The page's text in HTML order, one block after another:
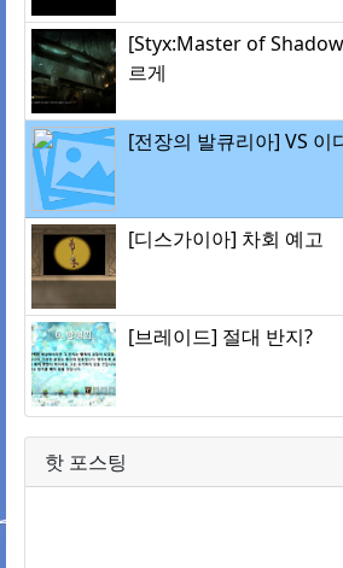
[Styx:Master of
르게
[전장의 발큐리아] VS 이
[디스가이아] 차회 예고
[브레이드] 절대 반지?
핫 포스팅